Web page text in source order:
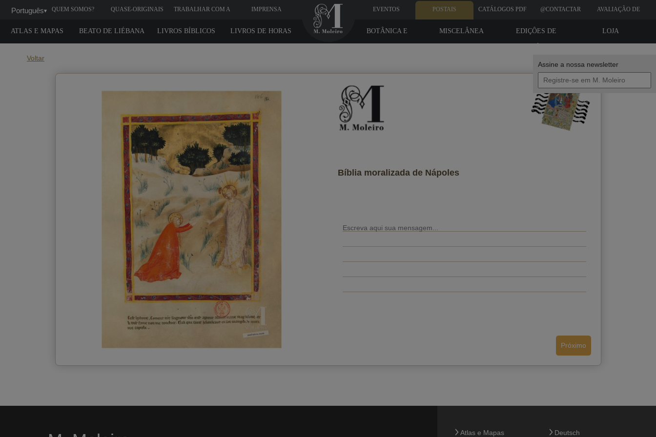
Assine a nossa newsletter
Português▾ QUEM SOMOS? QUASE-ORIGINAIS TRABALHAR COM A IMPRENSA EVENTOS POSTAIS CATÁLOGOS PDF @CONTACTAR AVALIAÇÃO DE
ATLAS E MAPAS BEATO DE LIÉBANA LIVROS BÍBLICOS LIVROS DE HORAS LOJA
EDIÇÔES DE
MISCELÂNEA
BOTÂNICA E
Voltar
Bíblia moralizada de Nápoles
Próximo
Seus dados
Enviar uma cópia para o meu email
Dados do destinatário
Quando você quer que ele receba?
Voltar
Atlas e Mapas
Deutsch